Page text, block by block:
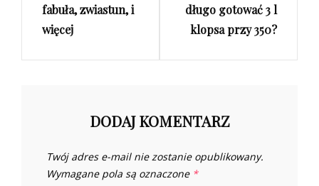
fabuła, zwiastun, i
więcej
długo gotować 3 l
klopsa przy 350?
DODAJ KOMENTARZ
Twój adres e-mail nie zostanie opublikowany.
Wymagane pola są oznaczone *